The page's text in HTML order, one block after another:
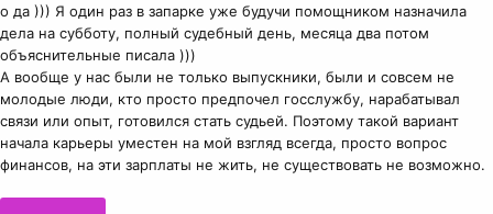
о да ))) Я один раз в запарке уже будучи помощником назначила
дела на субботу, полный судебный день, месяца два потом
объяснительные писала )))
А вообще у нас были не только выпускники, были и совсем не
молодые люди, кто просто предпочел госслужбу, нарабатывал
связи или опыт, готовился стать судьей. Поэтому такой вариант
начала карьеры уместен на мой взгляд всегда, просто вопрос
финансов, на эти зарплаты не жить, не существовать не возможно.